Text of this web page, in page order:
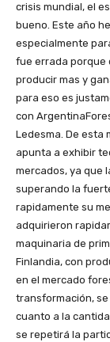
crisis mundial, el
bueno. Este año
especialmente
fue errada porque
producir mas y
para eso es
con
Ledesma. De esta
apunta a exhibir
mercados, ya que
superando la
rapidamente su
adquirieron
maquinaria de
Finlandia, con
en el mercado
transformación, se
cuanto a la
se repetirá la